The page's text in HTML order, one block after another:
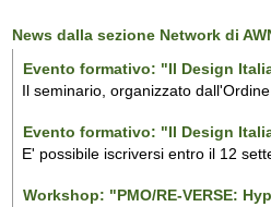
News dalla sezione Network di
Evento formativo: "Il Design
Il seminario, organizzato
Evento formativo: "Il Design
E' possibile iscriversi entro il 12
Workshop: "PMO/RE-VERSE: